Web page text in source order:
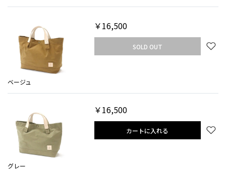
ベージュ
￥16,500
SOLD OUT
グレー
￥16,500
カートに入れる